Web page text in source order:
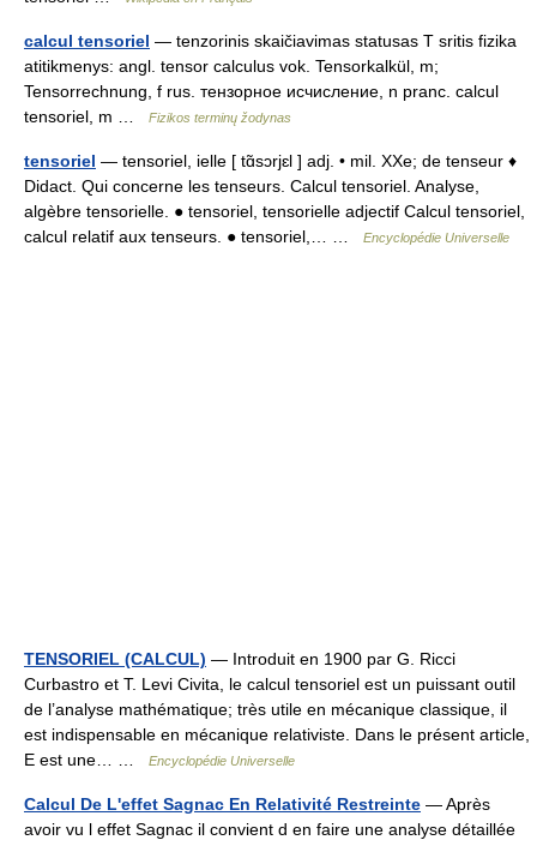
calcul tensoriel — tenzorinis skaičiavimas statusas T sritis fizika
atitikmenys: angl. tensor calculus vok. Tensorkalkül, m;
Tensorrechnung, f rus. тензорное исчисление, n pranc. calcul
tensoriel, m …
Fizikos terminų žodynas
tensoriel — tensoriel, ielle [ tɑ̃sɔrjɛl ] adj. • mil. XXe; de tenseur ♦
Didact. Qui concerne les tenseurs. Calcul tensoriel. Analyse,
algèbre tensorielle. ● tensoriel, tensorielle adjectif Calcul tensoriel,
calcul relatif aux tenseurs. ● tensoriel,… …
Encyclopédie Universelle
TENSORIEL (CALCUL) — Introduit en 1900 par G. Ricci
Curbastro et T. Levi Civita, le calcul tensoriel est un puissant outil
de l’analyse mathématique; très utile en mécanique classique, il
est indispensable en mécanique relativiste. Dans le présent article,
E est une… …
Encyclopédie Universelle
Calcul De L'effet Sagnac En Relativité Restreinte — Après
avoir vu l effet Sagnac il convient d en faire une analyse détaillée